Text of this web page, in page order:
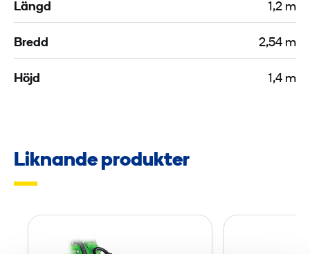
Längd 1,2 m
Bredd 2,54 m
Höjd 1,4 m
Liknande produkter